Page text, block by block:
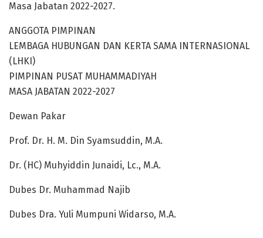
Masa Jabatan 2022-2027.
ANGGOTA PIMPINAN
LEMBAGA HUBUNGAN DAN KERTA SAMA INTERNASIONAL
(LHKI)
PIMPINAN PUSAT MUHAMMADIYAH
MASA JABATAN 2022-2027
Dewan Pakar
Prof. Dr. H. M. Din Syamsuddin, M.A.
Dr. (HC) Muhyiddin Junaidi, Lc., M.A.
Dubes Dr. Muhammad Najib
Dubes Dra. Yuli Mumpuni Widarso, M.A.